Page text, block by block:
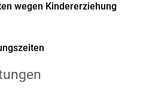
wegen Kindererziehung